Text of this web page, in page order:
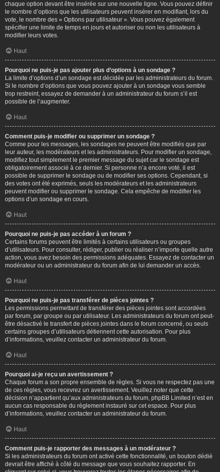
chaque option devant être insérée sur une nouvelle ligne. Vous pouvez définir
le nombre d’options que les utilisateurs peuvent insérer en modifiant, lors du
vote, le nombre des « Options par utilisateur ». Vous pouvez également
spécifier une limite de temps en jours et autoriser ou non les utilisateurs à
modifier leurs votes.
Haut
Pourquoi ne puis-je pas ajouter plus d’options à un sondage ?
La limite d’options d’un sondage est décidée par les administrateurs du forum.
Si le nombre d’options que vous pouvez ajouter à un sondage vous semble
trop restreint, essayez de demander à un administrateur du forum s’il est
possible de l’augmenter.
Haut
Comment puis-je modifier ou supprimer un sondage ?
Comme pour les messages, les sondages ne peuvent être modifiés que par
leur auteur, les modérateurs et les administrateurs. Pour modifier un sondage,
modifiez tout simplement le premier message du sujet car le sondage est
obligatoirement associé à ce dernier. Si personne n’a encore voté, il est
possible de supprimer le sondage ou de modifier ses options. Cependant, si
des votes ont été exprimés, seuls les modérateurs et les administrateurs
peuvent modifier ou supprimer le sondage. Cela empêche de modifier les
options d’un sondage en cours.
Haut
Pourquoi ne puis-je pas accéder à un forum ?
Certains forums peuvent être limités à certains utilisateurs ou groupes
d’utilisateurs. Pour consulter, rédiger, publier ou réaliser n’importe quelle autre
action, vous avez besoin des permissions adéquates. Essayez de contacter un
modérateur ou un administrateur du forum afin de lui demander un accès.
Haut
Pourquoi ne puis-je pas transférer de pièces jointes ?
Les permissions permettant de transférer des pièces jointes sont accordées
par forum, par groupe ou par utilisateur. Les administrateurs du forum ont peut-
être désactivé le transfert de pièces jointes dans le forum concerné, ou seuls
certains groupes d’utilisateurs détiennent cette autorisation. Pour plus
d’informations, veuillez contacter un administrateur du forum.
Haut
Pourquoi ai-je reçu un avertissement ?
Chaque forum a son propre ensemble de règles. Si vous ne respectez pas une
de ces règles, vous recevrez un avertissement. Veuillez noter que cette
décision n’appartient qu’aux administrateurs du forum, phpBB Limited n’est en
aucun cas responsable du règlement instauré sur cet espace. Pour plus
d’informations, veuillez contacter un administrateur du forum.
Haut
Comment puis-je rapporter des messages à un modérateur ?
Si les administrateurs du forum ont activé cette fonctionnalité, un bouton dédié
devrait être affiché à côté du message que vous souhaitez rapporter. En